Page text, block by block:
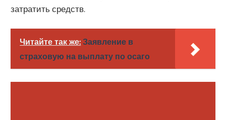
затратить средств.
Читайте так же: Заявление в
страховую на выплату по осаго